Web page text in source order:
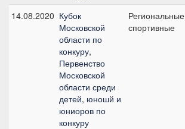
14.08.2020 Кубок
Московской
области по
конкуру,
Первенство
Московской
области среди
детей, юношй и
юниоров по
конкуру
Региональные
спортивные